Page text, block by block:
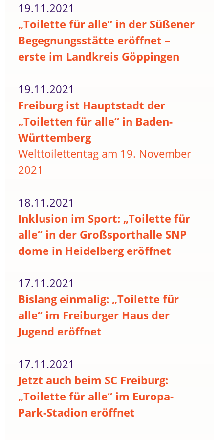
19.11.2021
„Toilette für alle“ in der Süßener
Begegnungsstätte eröffnet –
erste im Landkreis Göppingen
19.11.2021
Freiburg ist Hauptstadt der
„Toiletten für alle“ in Baden-
Württemberg
Welttoilettentag am 19. November
2021
18.11.2021
Inklusion im Sport: „Toilette für
alle“ in der Großsporthalle SNP
dome in Heidelberg eröffnet
17.11.2021
Bislang einmalig: „Toilette für
alle“ im Freiburger Haus der
Jugend eröffnet
17.11.2021
Jetzt auch beim SC Freiburg:
„Toilette für alle“ im Europa-
Park-Stadion eröffnet